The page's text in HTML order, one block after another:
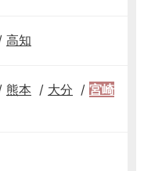
高知
熊本 大分
宮崎